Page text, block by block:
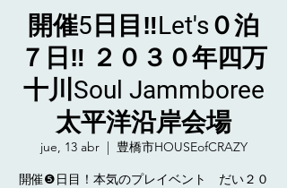
開催5日目‼️Let's０泊
７日‼︎ ２０３０年四万
十川Soul Jammboree
太平洋沿岸会場
jue, 13 abr
  |
豊橋市HOUSEofCRAZY
開催❺日目！本気のプレイベント だい２０